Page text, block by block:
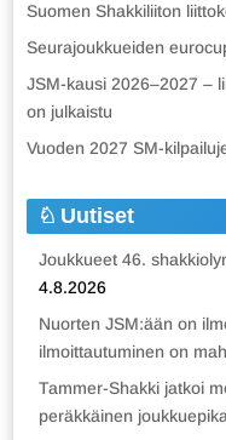
Suomen Shakkiliiton
Seurajoukkueiden
JSM-kausi 2026–2027 –
on julkaistu
Vuoden 2027 SM-
Uutiset
Joukkueet 46.
4.8.2026
Nuorten JSM:ään on
ilmoittautuminen on
Tammer-Shakki jatkoi
peräkkäinen